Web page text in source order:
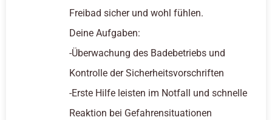
Freibad sicher und wohl fühlen.
Deine Aufgaben:
-Überwachung des Badebetriebs und
Kontrolle der Sicherheitsvorschriften
-Erste Hilfe leisten im Notfall und schnelle
Reaktion bei Gefahrensituationen